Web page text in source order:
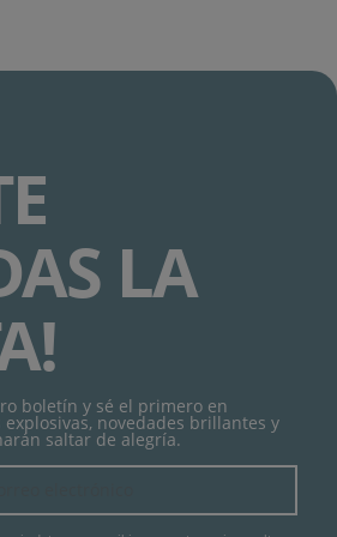
LA
boletín y sé el primero en
novedades brillantes y
saltar de alegría.